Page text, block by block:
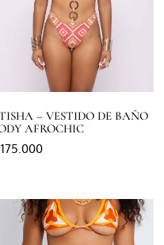
– VESTIDO DE BAÑO
AFROCHIC
175.000